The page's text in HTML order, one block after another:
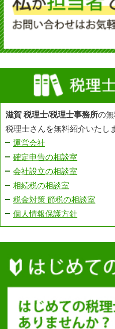
滋賀 税理士/税理士事務所の
税理士さんを無料紹介いたし
運営会社
確定申告の相談室
会社設立の相談室
相続税の相談室
税金対策 節税の相談室
個人情報保護方針